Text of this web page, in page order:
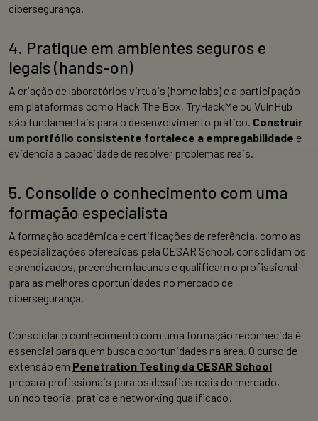
cibersegurança.
4. Pratique em ambientes seguros e
legais (hands-on)
A criação de laboratórios virtuais (home labs) e a participação
em plataformas como Hack The Box, TryHackMe ou VulnHub
são fundamentais para o desenvolvimento prático. Construir
um portfólio consistente fortalece a empregabilidade e
evidencia a capacidade de resolver problemas reais.
5. Consolide o conhecimento com uma
formação especialista
A formação acadêmica e certificações de referência, como as
especializações oferecidas pela CESAR School, consolidam os
aprendizados, preenchem lacunas e qualificam o profissional
para as melhores oportunidades no mercado de
cibersegurança.
Consolidar o conhecimento com uma formação reconhecida é
essencial para quem busca oportunidades na área. O curso de
extensão em Penetration Testing da CESAR School
prepara profissionais para os desafios reais do mercado,
unindo teoria, prática e networking qualificado!